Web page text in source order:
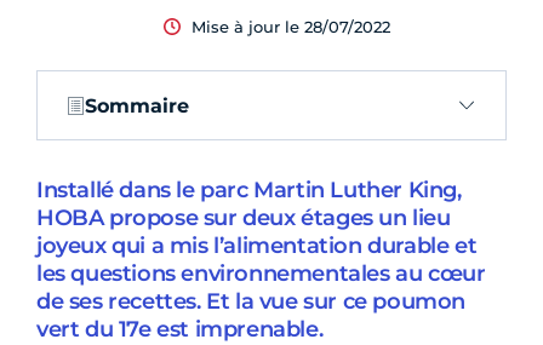
Mise à jour le 28/07/2022
Sommaire
Installé dans le parc Martin Luther King,
HOBA propose sur deux étages un lieu
joyeux qui a mis l’alimentation durable et
les questions environnementales au cœur
de ses recettes. Et la vue sur ce poumon
vert du 17e est imprenable.